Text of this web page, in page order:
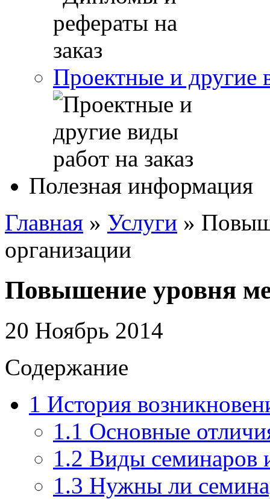
Проектные и другие
Полезная информация
Главная » Услуги »
организации
Повышение уровня
20 Ноябрь 2014
Содержание
1 История
1.1 Основные
1.2 Виды семинаров
1.3 Нужны ли